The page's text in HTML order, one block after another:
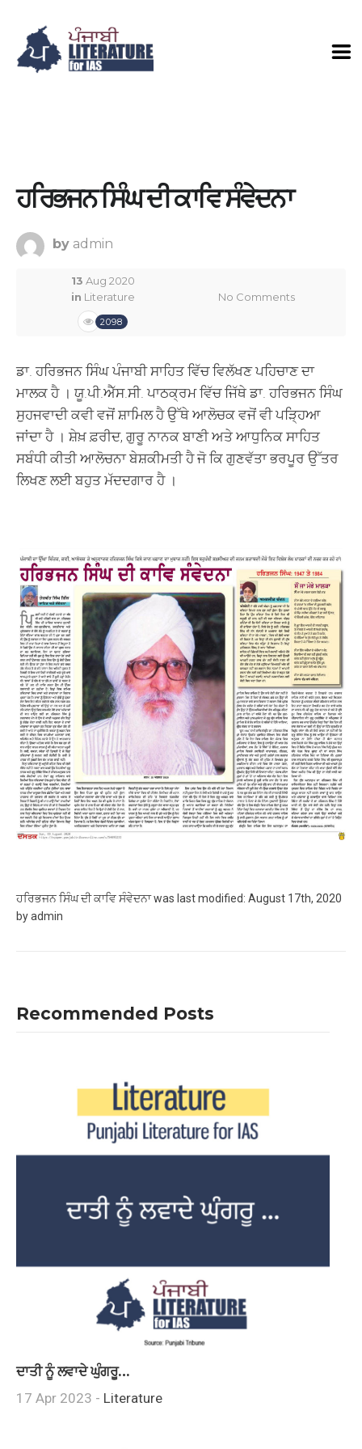
ਹਰਿਭਜਨ ਸਿੰਘ ਦੀ ਕਾਵਿ ਸੰਵੇਦਨਾ
by admin
13 Aug 2020
in Literature No Comments
2098
ਡਾ. ਹਰਿਭਜਨ ਸਿੰਘ ਪੰਜਾਬੀ ਸਾਹਿਤ ਵਿੱਚ ਵਿਲੱਖਣ ਪਹਿਚਾਣ ਦਾ
ਮਾਲਕ ਹੈ । ਯੂ.ਪੀ.ਐੱਸ.ਸੀ. ਪਾਠਕ੍ਰਮ ਵਿੱਚ ਜਿੱਥੇ ਡਾ. ਹਰਿਭਜਨ ਸਿੰਘ
ਸੁਹਜਵਾਦੀ ਕਵੀ ਵਜੋਂ ਸ਼ਾਮਿਲ ਹੈ ਉੱਥੇ ਆਲੋਚਕ ਵਜੋਂ ਵੀ ਪੜ੍ਹਿਆ
ਜਾਂਦਾ ਹੈ । ਸ਼ੇਖ਼ ਫ਼ਰੀਦ, ਗੁਰੂ ਨਾਨਕ ਬਾਣੀ ਅਤੇ ਆਧੁਨਿਕ ਸਾਹਿਤ
ਸਬੰਧੀ ਕੀਤੀ ਆਲੋਚਨਾ ਬੇਸ਼ਕੀਮਤੀ ਹੈ ਜੋ ਕਿ ਗੁਣਵੱਤਾ ਭਰਪੂਰ ਉੱਤਰ
ਲਿਖਣ ਲਈ ਬਹੁਤ ਮੱਦਦਗਾਰ ਹੈ ।
ਹਰਿਭਜਨ ਸਿੰਘ ਦੀ ਕਾਵਿ ਸੰਵੇਦਨਾwas last modified: August 17th, 2020
byadmin
Recommended Posts
ਦਾਤੀ ਨੂੰ ਲਵਾਦੇ ਘੁੰਗਰੂ…
17 Apr 2023 - Literature